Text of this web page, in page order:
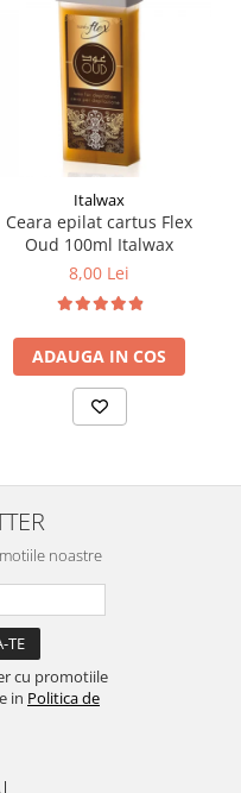
Italwax
Ceara epilat cartus Flex
Oud 100ml Italwax
8,00 Lei
ADAUGA IN COS
noastre
cu promotiile
in Politica de